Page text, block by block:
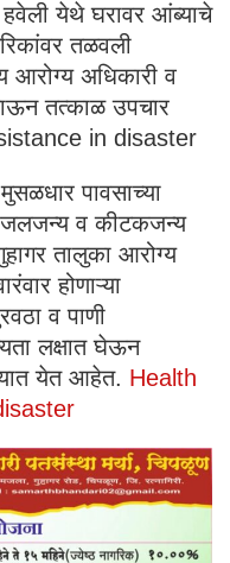
हवेली येथे घरावर आंब्याचे
तळवली
आरोग्य अधिकारी व
तत्काळ उपचार
in disaster
पावसाच्या
जलजन्य व कीटकजन्य
तालुका आरोग्य
होणाऱ्या
व पाणी
लक्षात घेऊन
येत आहेत. Health